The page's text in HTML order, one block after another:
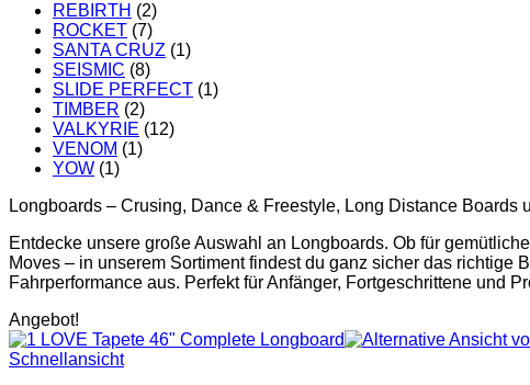
REBIRTH (2)
ROCKET (7)
SANTA CRUZ (1)
SEISMIC (8)
SLIDE PERFECT (1)
TIMBER (2)
VALKYRIE (12)
VENOM (1)
YOW (1)
Longboards – Crusing, Dance & Freestyle, Long Distance Boards
Entdecke unsere große Auswahl an Longboards. Ob für
Moves – in unserem Sortiment findest du ganz sicher das
Fahrperformance aus. Perfekt für Anfänger, Fortgeschrittene und
Angebot!
Schnellansicht